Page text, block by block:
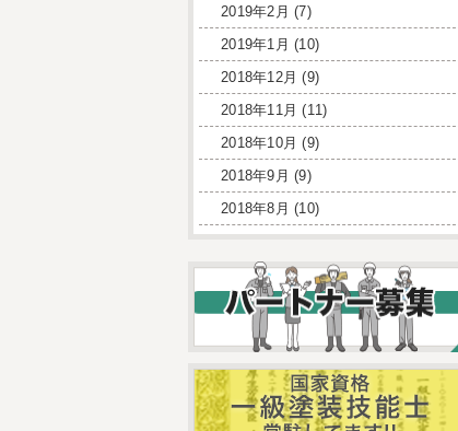
2019年2月 (7)
2019年1月 (10)
2018年12月 (9)
2018年11月 (11)
2018年10月 (9)
2018年9月 (9)
2018年8月 (10)